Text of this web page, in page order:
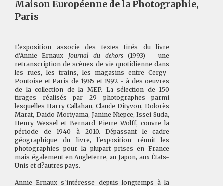
Maison Européenne de la Photographie,
Paris
L'exposition associe des textes tirés du livre
d'Annie Ernaux Journal du dehors(1993) - une
retranscription de scènes de vie quotidienne dans
les rues, les trains, les magasins entre Cergy-
Pontoise et Paris de 1985 et 1992 - à des oeuvres
de la collection de la MEP. La sélection de 150
tirages réalisés par 29 photographes parmi
lesquel·les Harry Callahan, Claude Dityvon, Dolorès
Marat, Daido Moriyama, Janine Niepce, Issei Suda,
Henry Wessel et Bernard Pierre Wolff, couvre la
période de 1940 à 2010. Dépassant le cadre
géographique du livre, l'exposition réunit les
photographies pour la plupart prises en France
mais également en Angleterre, au Japon, aux États-
Unis et d?autres pays.
Annie Ernaux s'intéresse depuis longtemps à la